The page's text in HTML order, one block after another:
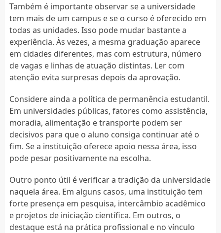
Também é importante observar se a universidade
tem mais de um campus e se o curso é oferecido em
todas as unidades. Isso pode mudar bastante a
experiência. Às vezes, a mesma graduação aparece
em cidades diferentes, mas com estrutura, número
de vagas e linhas de atuação distintas. Ler com
atenção evita surpresas depois da aprovação.
Considere ainda a política de permanência estudantil.
Em universidades públicas, fatores como assistência,
moradia, alimentação e transporte podem ser
decisivos para que o aluno consiga continuar até o
fim. Se a instituição oferece apoio nessa área, isso
pode pesar positivamente na escolha.
Outro ponto útil é verificar a tradição da universidade
naquela área. Em alguns casos, uma instituição tem
forte presença em pesquisa, intercâmbio acadêmico
e projetos de iniciação científica. Em outros, o
destaque está na prática profissional e no vínculo